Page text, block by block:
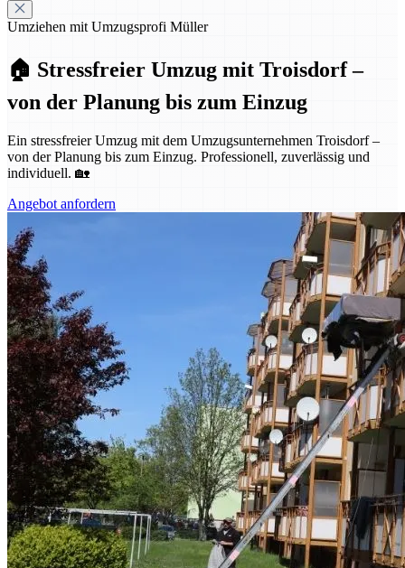
Umziehen mit Umzugsprofi Müller
🏠 Stressfreier Umzug mit Troisdorf –
von der Planung bis zum Einzug
Ein stressfreier Umzug mit dem Umzugsunternehmen Troisdorf –
von der Planung bis zum Einzug. Professionell, zuverlässig und
individuell. 🏡
Angebot anfordern